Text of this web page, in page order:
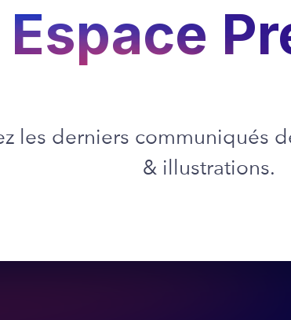
Espace
les derniers communiqués
& illustrations.